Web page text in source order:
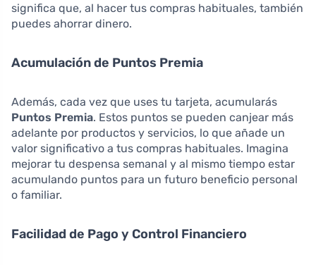
significa que, al hacer tus compras habituales, también
puedes ahorrar dinero.
Acumulación de Puntos Premia
Además, cada vez que uses tu tarjeta, acumularás
Puntos Premia. Estos puntos se pueden canjear más
adelante por productos y servicios, lo que añade un
valor significativo a tus compras habituales. Imagina
mejorar tu despensa semanal y al mismo tiempo estar
acumulando puntos para un futuro beneficio personal
o familiar.
Facilidad de Pago y Control Financiero